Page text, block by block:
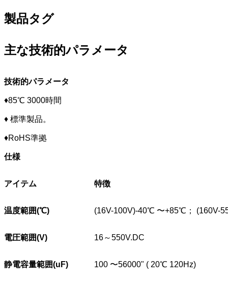
製品タグ
主な技術的パラメータ
技術的パラメータ
♦85℃ 3000時間
♦ 標準製品。
♦RoHS準拠
仕様
アイテム 特徴
温度範囲(℃) (16V-100V)-40℃ 〜+85℃； (160V-
電圧範囲(V) 16～550V.DC
静電容量範囲(uF) 100 〜56000" ( 20℃ 120Hz)